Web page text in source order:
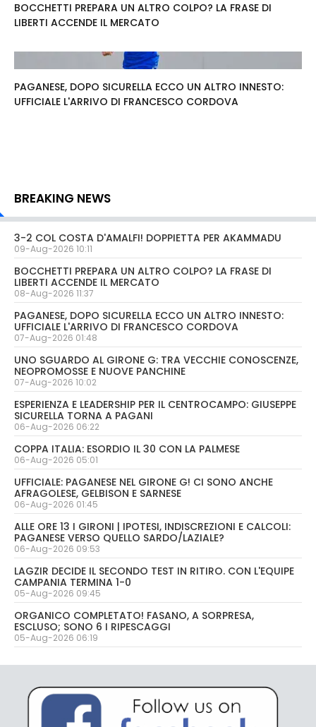
BOCCHETTI PREPARA UN ALTRO COLPO? LA FRASE DI
LIBERTI ACCENDE IL MERCATO
PAGANESE, DOPO SICURELLA ECCO UN ALTRO INNESTO:
UFFICIALE L'ARRIVO DI FRANCESCO CORDOVA
BREAKING NEWS
3-2 COL COSTA D'AMALFI! DOPPIETTA PER AKAMMADU
09-Aug-2026 10:11
BOCCHETTI PREPARA UN ALTRO COLPO? LA FRASE DI
LIBERTI ACCENDE IL MERCATO
08-Aug-2026 11:37
PAGANESE, DOPO SICURELLA ECCO UN ALTRO INNESTO:
UFFICIALE L'ARRIVO DI FRANCESCO CORDOVA
07-Aug-2026 01:48
UNO SGUARDO AL GIRONE G: TRA VECCHIE CONOSCENZE,
NEOPROMOSSE E NUOVE PANCHINE
07-Aug-2026 10:02
ESPERIENZA E LEADERSHIP PER IL CENTROCAMPO: GIUSEPPE
SICURELLA TORNA A PAGANI
06-Aug-2026 06:22
COPPA ITALIA: ESORDIO IL 30 CON LA PALMESE
06-Aug-2026 05:01
UFFICIALE: PAGANESE NEL GIRONE G! CI SONO ANCHE
AFRAGOLESE, GELBISON E SARNESE
06-Aug-2026 01:45
ALLE ORE 13 I GIRONI | IPOTESI, INDISCREZIONI E CALCOLI:
PAGANESE VERSO QUELLO SARDO/LAZIALE?
06-Aug-2026 09:53
LAGZIR DECIDE IL SECONDO TEST IN RITIRO. CON L'EQUIPE
CAMPANIA TERMINA 1-0
05-Aug-2026 09:45
ORGANICO COMPLETATO! FASANO, A SORPRESA,
ESCLUSO; SONO 6 I RIPESCAGGI
05-Aug-2026 06:19